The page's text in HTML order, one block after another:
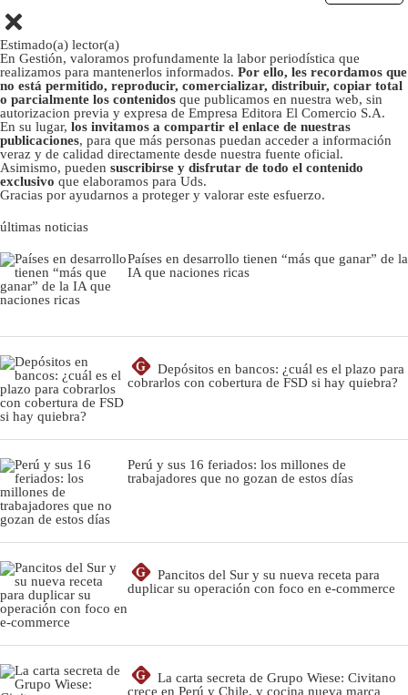
Estimado(a) lector(a)
En Gestión, valoramos profundamente la labor periodística que
realizamos para mantenerlos informados. Por ello, les recordamos que
no está permitido, reproducir, comercializar, distribuir, copiar total
o parcialmente los contenidos que publicamos en nuestra web, sin
autorizacion previa y expresa de Empresa Editora El Comercio S.A.
En su lugar, los invitamos a compartir el enlace de nuestras
publicaciones, para que más personas puedan acceder a información
veraz y de calidad directamente desde nuestra fuente oficial.
Asimismo, pueden suscribirse y disfrutar de todo el contenido
exclusivo que elaboramos para Uds.
Gracias por ayudarnos a proteger y valorar este esfuerzo.
últimas noticias
Países en desarrollo tienen “más que ganar” de la
IA que naciones ricas
G
Depósitos en bancos: ¿cuál es el plazo para
cobrarlos con cobertura de FSD si hay quiebra?
Perú y sus 16 feriados: los millones de
trabajadores que no gozan de estos días
G
Pancitos del Sur y su nueva receta para
duplicar su operación con foco en e-commerce
G
La carta secreta de Grupo Wiese: Civitano
crece en Perú y Chile, y cocina nueva marca